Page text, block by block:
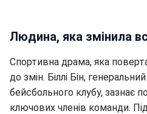
Людина, яка змінила
Спортивна драма, яка
до змін. Біллі Бін,
бейсбольного клубу, зазнає
ключових членів команди.